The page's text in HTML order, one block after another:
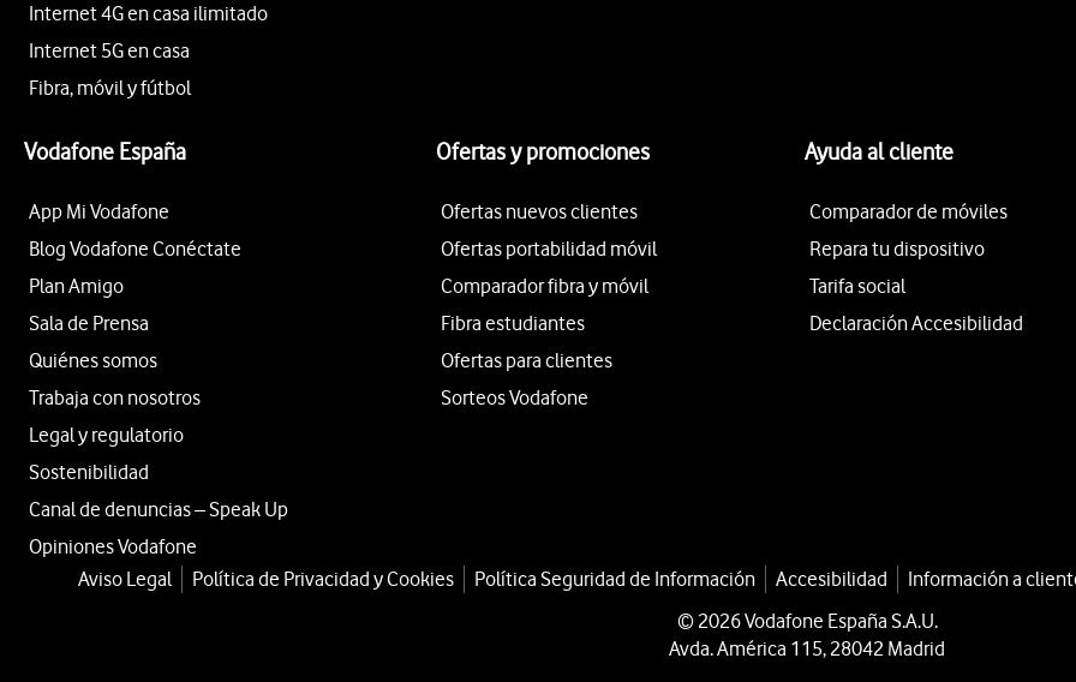
Internet 4G en casa ilimitado
Internet 5G en casa
Fibra, móvil y fútbol
Vodafone España
App Mi Vodafone
Blog Vodafone Conéctate
Plan Amigo
Sala de Prensa
Quiénes somos
Trabaja con nosotros
Legal y regulatorio
Sostenibilidad
Canal de denuncias – Speak Up
Opiniones Vodafone
Ofertas y promociones
Ofertas nuevos clientes
Ofertas portabilidad móvil
Comparador fibra y móvil
Fibra estudiantes
Ofertas para clientes
Sorteos Vodafone
Ayuda al cliente
Comparador de móviles
Repara tu dispositivo
Tarifa social
Declaración Accesibilidad
Aviso Legal Política de Privacidad y Cookies Política Seguridad de Información Accesibilidad Información a
© 2026 Vodafone España S.A.U.
Avda. América 115, 28042 Madrid